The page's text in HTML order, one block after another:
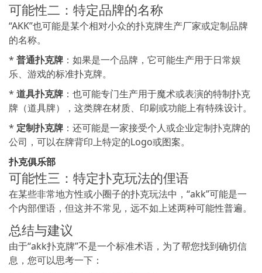
可能性二：特定品牌的名称
“AKK”也可能是某个相对小众的扑克牌生产厂家或定制品牌
的名称。
* 普通扑克牌 ：如果是一个品牌，它可能生产用于日常娱
乐、游戏的标准扑克牌。
* 道具扑克牌 ：也可能专门生产用于魔术或表演的特制扑克
牌（道具牌），这类牌在材质、印刷或功能上有特殊设计。
* 定制扑克牌 ：还可能是一家接受个人或企业定制扑克牌的
公司，可以在牌背印上特定的Logo或图案。
扑克俱乐部
可能性三：特定扑克玩法的俚语
在某些非常地方性或小圈子的扑克玩法中，“akk”可能是一
个内部俚语，但这并不常见，远不如上述两种可能性普遍。
总结与建议
由于“akk扑克牌”不是一个标准术语，为了帮您找到确切信
息，您可以思考一下：